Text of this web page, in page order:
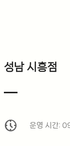
성남 시흥점
nest_clock_farsight_analog 운영 시간: